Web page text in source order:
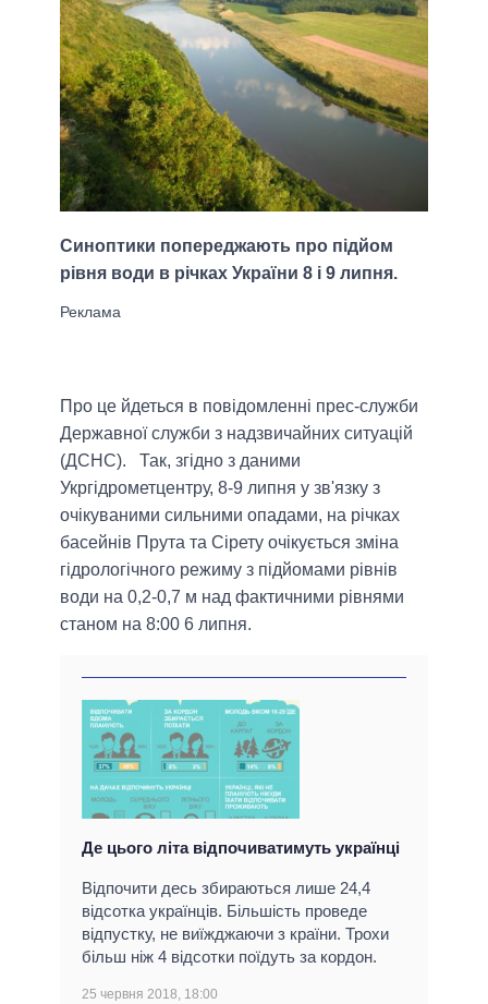
Синоптики попереджають про підйом
рівня води в річках України 8 і 9 липня.
Про це йдеться в повідомленні прес-служби
Державної служби з надзвичайних ситуацій
(ДСНС). Так, згідно з даними
Укргідрометцентру, 8-9 липня у зв'язку з
очікуваними сильними опадами, на річках
басейнів Прута та Сірету очікується зміна
гідрологічного режиму з підйомами рівнів
води на 0,2-0,7 м над фактичними рівнями
станом на 8:00 6 липня.
Де цього літа відпочиватимуть українці
Відпочити десь збираються лише 24,4
відсотка українців. Більшість проведе
відпустку, не виїжджаючи з країни. Трохи
більш ніж 4 відсотки поїдуть за кордон.
25 червня 2018, 18:00